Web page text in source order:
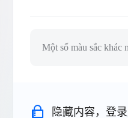
Một số màu sắc khác
隐藏内容，登